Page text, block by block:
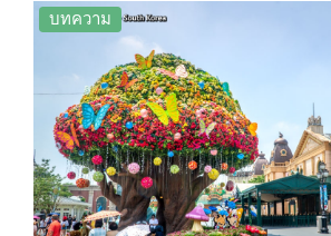
เอกลักษณ์ของอาหาร อากาศ วัฒนธ
คมนาคม และสถานที่ท่องเที่ยวที่มีส
ท่องเที่ยวมากมายให้ไปเยือนยังเกาห
Palanla ได้รวบรวมสถานที่ท่องเที่ย
เกาหลีใต้จำนวน 14 แห่งมาฝากทุก
แลนด์มาร์กสำคัญและย่านชอปปิงที่
มีที่ไหนบ้างนั้นไปชมกันเลยค่ะ
บทความ